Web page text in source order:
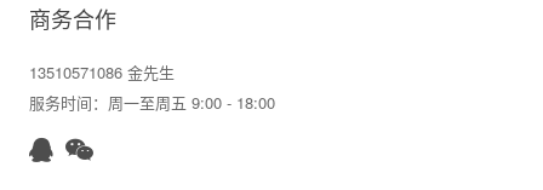
商务合作
13510571086 金先生
服务时间：周一至周五 9:00 - 18:00